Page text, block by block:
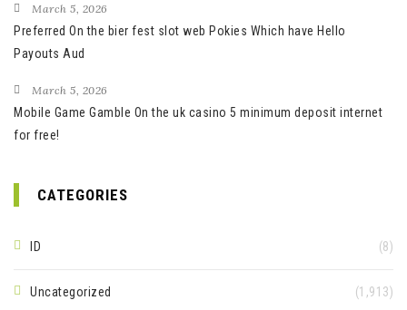
March 5, 2026
Preferred On the bier fest slot web Pokies Which have Hello
Payouts Aud
March 5, 2026
Mobile Game Gamble On the uk casino 5 minimum deposit internet
for free!
CATEGORIES
ID (8)
Uncategorized (1,913)